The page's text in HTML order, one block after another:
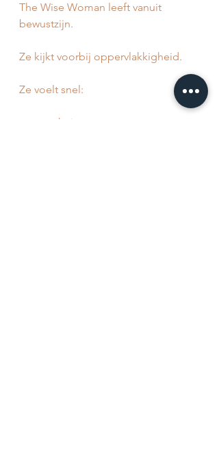
The Wise Woman leeft vanuit
bewustzijn.
Ze kijkt voorbij oppervlakkigheid.
Ze voelt snel:
» wat echt is